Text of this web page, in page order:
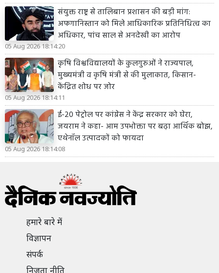
संयुक्त राष्ट्र से तालिबान प्रशासन की बड़ी मांग:
अफगानिस्तान को मिले आधिकारिक प्रतिनिधित्व का
अधिकार, पांच साल से अनदेखी का आरोप
05 Aug 2026 18:14:20
कृषि विश्वविद्यालयों के कुलगुरुओं ने राज्यपाल,
मुख्यमंत्री व कृषि मंत्री से की मुलाकात, किसान-
केंद्रित शोध पर जोर
05 Aug 2026 18:14:11
ई-20 पेट्रोल पर कांग्रेस ने केंद्र सरकार को घेरा,
जयराम ने कहा- आम उपभोक्ता पर बढ़ा आर्थिक बोझ,
एथेनॉल उत्पादकों को फायदा
05 Aug 2026 18:14:08
हमारे बारे में
विज्ञापन
संपर्क
निजता नीति